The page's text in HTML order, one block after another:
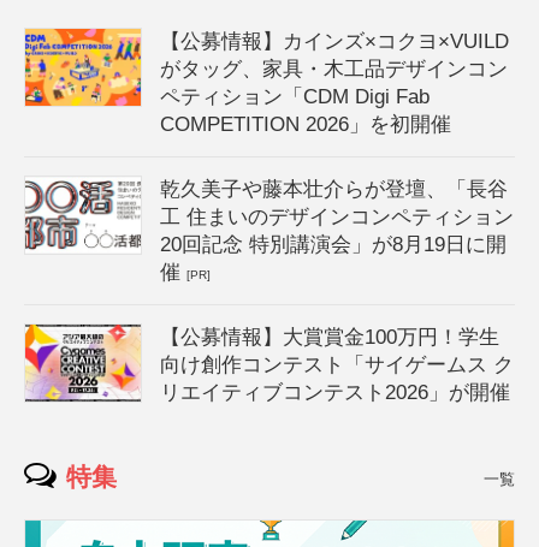
【公募情報】カインズ×コクヨ×VUILD
がタッグ、家具・木工品デザインコン
ペティション「CDM Digi Fab
COMPETITION 2026」を初開催
乾久美子や藤本壮介らが登壇、「長谷
工 住まいのデザインコンペティション
20回記念 特別講演会」が8月19日に開
催[PR]
【公募情報】大賞賞金100万円！学生
向け創作コンテスト「サイゲームス ク
リエイティブコンテスト2026」が開催
特集 一覧